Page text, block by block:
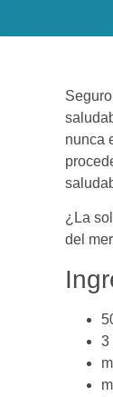
nunca
¿La
del
3